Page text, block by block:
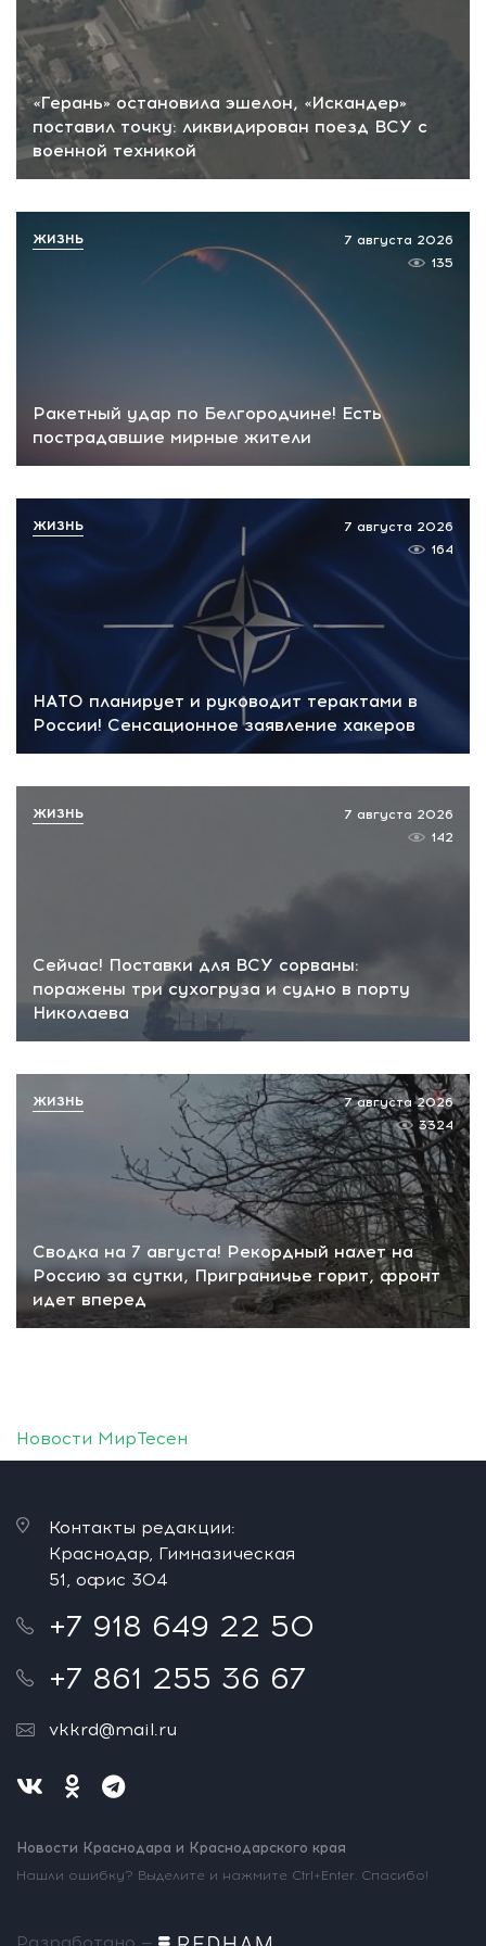
«Герань» остановила эшелон, «Искандер»
поставил точку: ликвидирован поезд ВСУ с
военной техникой
Ракетный удар по Белгородчине! Есть
пострадавшие мирные жители
7 августа 2026
135
ЖИЗНЬ
НАТО планирует и руководит терактами в
России! Сенсационное заявление хакеров
7 августа 2026
164
ЖИЗНЬ
Сейчас! Поставки для ВСУ сорваны:
поражены три сухогруза и судно в порту
Николаева
7 августа 2026
142
ЖИЗНЬ
Сводка на 7 августа! Рекордный налет на
Россию за сутки, Приграничье горит, фронт
идет вперед
7 августа 2026
3324
ЖИЗНЬ
Новости МирТесен
Контакты редакции:
Краснодар, Гимназическая
51, офис 304
+7 918 649 22 50
+7 861 255 36 67
vkkrd@mail.ru
Новости Краснодара и Краснодарского края
Нашли ошибку? Выделите и нажмите Ctrl+Enter. Спасибо!